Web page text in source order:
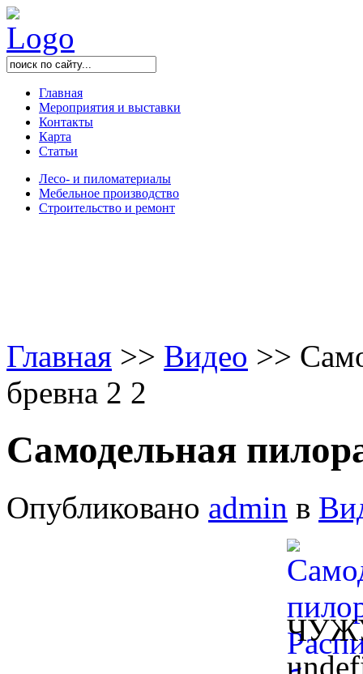
Главная
Мероприятия и выставки
Контакты
Карта
Статьи
Лесо- и пиломатериалы
Мебельное производство
Строительство и ремонт
Главная >> Видео >>
бревна 2 2
Самодельная
Опубликовано admin в